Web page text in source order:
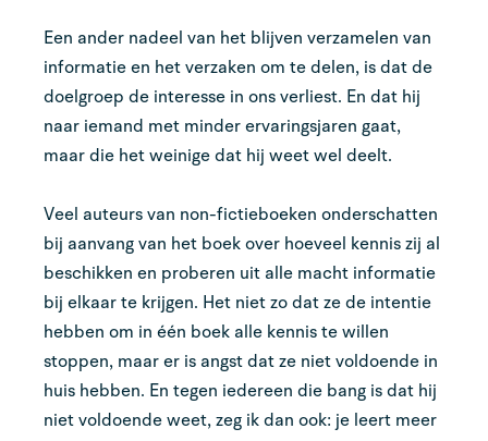
Een ander nadeel van het blijven verzamelen van
informatie en het verzaken om te delen, is dat de
doelgroep de interesse in ons verliest. En dat hij
naar iemand met minder ervaringsjaren gaat,
maar die het weinige dat hij weet wel deelt.
Veel auteurs van non-fictieboeken onderschatten
bij aanvang van het boek over hoeveel kennis zij al
beschikken en proberen uit alle macht informatie
bij elkaar te krijgen. Het niet zo dat ze de intentie
hebben om in één boek alle kennis te willen
stoppen, maar er is angst dat ze niet voldoende in
huis hebben. En tegen iedereen die bang is dat hij
niet voldoende weet, zeg ik dan ook: je leert meer